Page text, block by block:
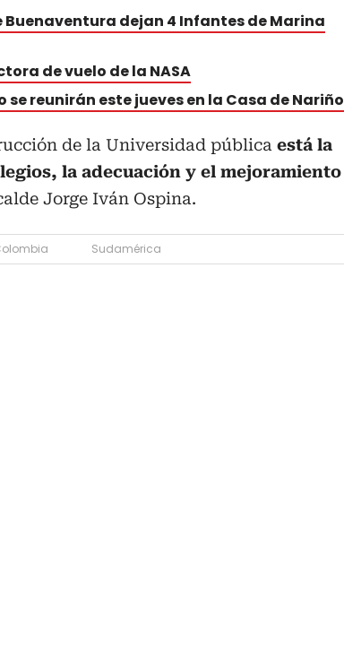
Buenaventura dejan 4 Infantes de Marina
de vuelo de la NASA
se reunirán este jueves en la Casa de Nariño
de la Universidad pública está la
la adecuación y el mejoramiento
Jorge Iván Ospina.
Sudamérica